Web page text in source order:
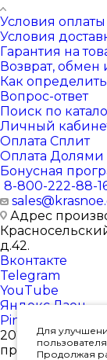
Условия оплаты
Условия
Гарантия на
Возврат, обмен
Как
Вопрос-ответ
Поиск по
Личный
Оплата Сплит
Оплата Долями
Бонусная
8-800-222-88-
Адрес
д.42.
Вконтакте
Telegram
YouTube
Яндекс.Дзен
Pinterest
2026 ©
производителя
Для
Продолжая